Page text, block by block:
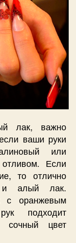
лак, важно
ваши руки
или
Если
то отлично
и алый лак.
с оранжевым
подходит
сочный цвет